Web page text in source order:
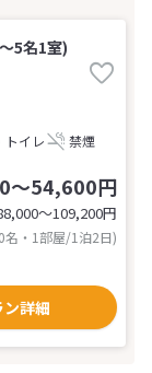
5名1室)
トイレ 禁煙
～54,600円
〜109,200円
名・1部屋/1泊2日)
ン詳細